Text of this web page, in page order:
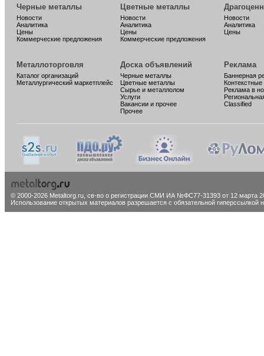
Черные металлы
Новости
Аналитика
Цены
Коммерческие предложения
Цветные металлы
Новости
Аналитика
Цены
Коммерческие предложения
Новости
Аналитика
Цены
Металлоторговля
Каталог организаций
Металлургический маркетплейс
Доска объявлений
Черные металлы
Цветные металлы
Сырье и металлолом
Услуги
Вакансии и прочее
Прочее
Реклама
Баннерная
Реклама в
Classified
© 2000-2026 Metaltorg.ru, св-во о регистрации СМИ ИА №ФС77-31393 от 12 марта
Использование открытых материалов разрешается с обязательной гиперссылкой